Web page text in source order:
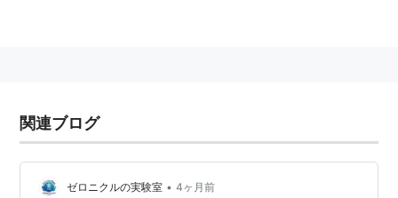
関連ブログ
ゼロニクルの実験室 • 4ヶ月前